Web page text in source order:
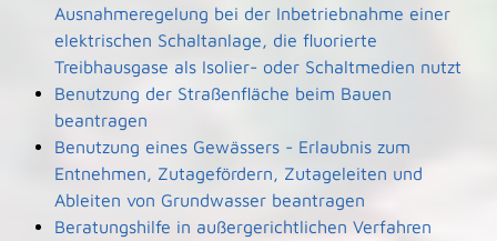
Ausnahmeregelung bei der Inbetriebnahme einer
elektrischen Schaltanlage, die fluorierte
Treibhausgase als Isolier- oder Schaltmedien nutzt
Benutzung der Straßenfläche beim Bauen
beantragen
Benutzung eines Gewässers - Erlaubnis zum
Entnehmen, Zutagefördern, Zutageleiten und
Ableiten von Grundwasser beantragen
Beratungshilfe in außergerichtlichen Verfahren